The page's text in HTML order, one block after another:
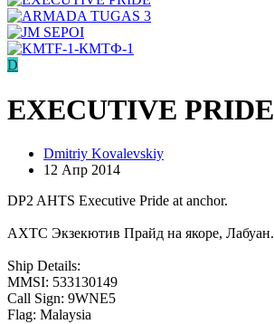
D
EXECUTIVE PRIDE
Dmitriy Kovalevskiy
12 Апр 2014
DP2 AHTS Executive Pride at anchor.
АХТС Экзекютив Прайд на якоре, Лабуан.
Ship Details:
MMSI: 533130149
Call Sign: 9WNE5
Flag: Malaysia